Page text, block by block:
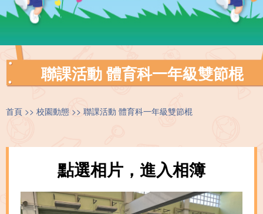
聯課活動 體育科一年級雙節棍
首頁 校園動態 聯課活動 體育科一年級雙節棍
點選相片，進入相簿